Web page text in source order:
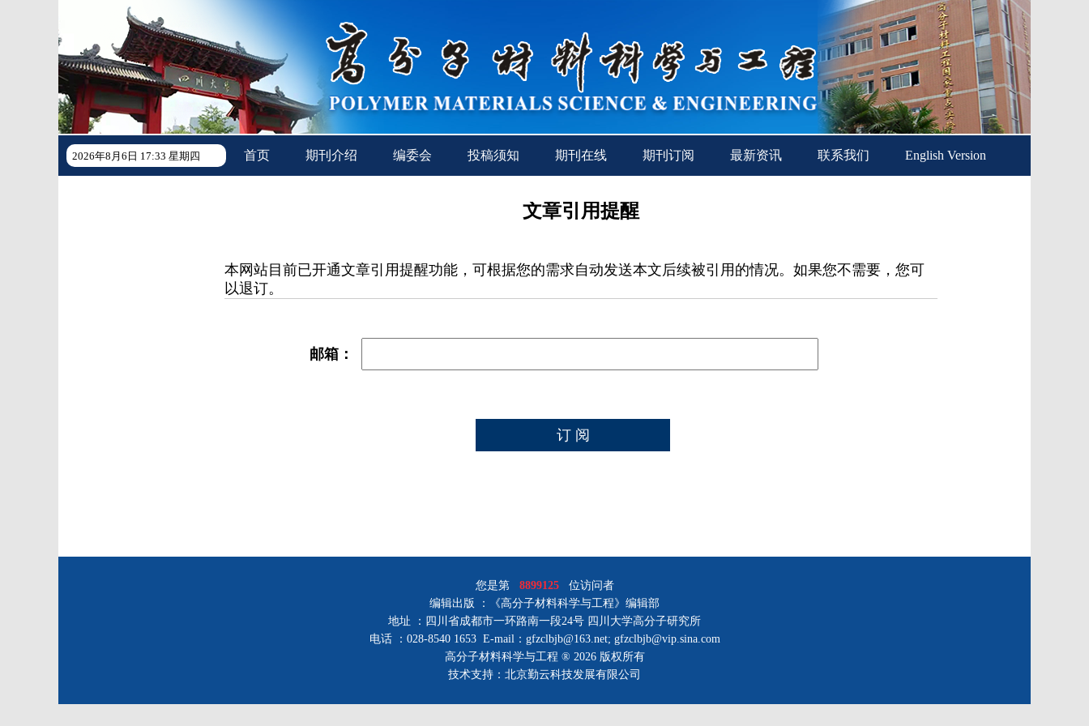
2026年8月6日 17:33 星期四 首页 期刊介绍 编委会 投稿须知 期刊在线 期刊订阅 最新资讯 联系我们 English Version
文章引用提醒
本网站目前已开通文章引用提醒功能，可根据您的需求自动发送本文后续被引用的情况。如果您不需要，您可
以退订。
邮箱：
您是第 8899125位访问者
编辑出版 ：《高分子材料科学与工程》编辑部
地址 ：四川省成都市一环路南一段24号 四川大学高分子研究所
电话 ：028-8540 1653 E-mail：gfzclbjb@163.net; gfzclbjb@vip.sina.com
高分子材料科学与工程 ® 2026 版权所有
技术支持：北京勤云科技发展有限公司